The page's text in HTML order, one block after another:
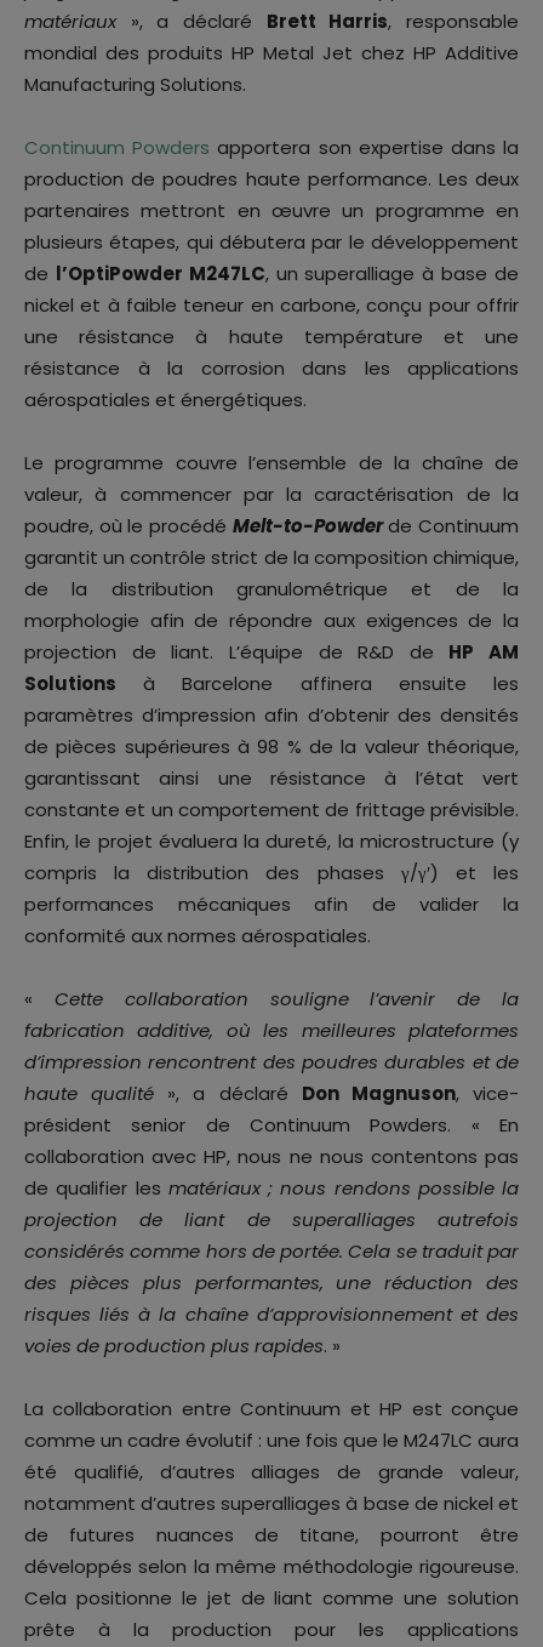
matériaux», a déclaré Brett Harris, responsable
mondial des produits HP Metal Jet chez HP Additive
Manufacturing Solutions.
Continuum Powders apportera son expertise dans la
production de poudres haute performance. Les deux
partenaires mettront en œuvre un programme en
plusieurs étapes, qui débutera par le développement
de l’OptiPowder M247LC, un superalliage à base de
nickel et à faible teneur en carbone, conçu pour offrir
une résistance à haute température et une
résistance à la corrosion dans les applications
aérospatiales et énergétiques.
Le programme couvre l’ensemble de la chaîne de
valeur, à commencer par la caractérisation de la
poudre, où le procédé Melt-to-Powderde Continuum
garantit un contrôle strict de la composition chimique,
de la distribution granulométrique et de la
morphologie afin de répondre aux exigences de la
projection de liant. L’équipe de R&D de HP AM
Solutions à Barcelone affinera ensuite les
paramètres d’impression afin d’obtenir des densités
de pièces supérieures à 98 % de la valeur théorique,
garantissant ainsi une résistance à l’état vert
constante et un comportement de frittage prévisible.
Enfin, le projet évaluera la dureté, la microstructure (y
compris la distribution des phases γ/γ′) et les
performances mécaniques afin de valider la
conformité aux normes aérospatiales.
« Cette collaboration souligne l’avenir de la
fabrication additive, où les meilleures plateformes
d’impression rencontrent des poudres durables et de
haute qualité », a déclaré Don Magnuson, vice-
président senior de Continuum Powders. « En
collaboration avec HP, nous ne nous contentons pas
de qualifier les matériaux ; nous rendons possible la
projection de liant de superalliages autrefois
considérés comme hors de portée. Cela se traduit par
des pièces plus performantes, une réduction des
risques liés à la chaîne d’approvisionnement et des
voies de production plus rapides. »
La collaboration entre Continuum et HP est conçue
comme un cadre évolutif : une fois que le M247LC aura
été qualifié, d’autres alliages de grande valeur,
notamment d’autres superalliages à base de nickel et
de futures nuances de titane, pourront être
développés selon la même méthodologie rigoureuse.
Cela positionne le jet de liant comme une solution
prête à la production pour les applications